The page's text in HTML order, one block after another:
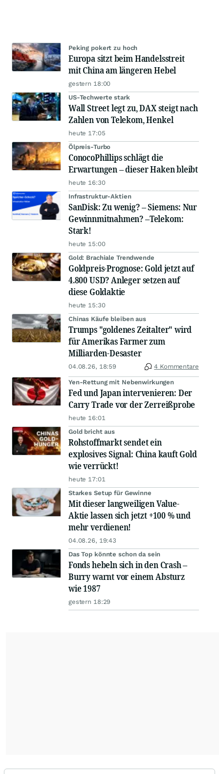
Peking pokert zu hoch
Europa sitzt beim Handelsstreit
mit China am längeren Hebel
gestern 18:00
US-Techwerte stark
Wall Street legt zu, DAX steigt nach
Zahlen von Telekom, Henkel
heute 17:05
Ölpreis-Turbo
ConocoPhillips schlägt die
Erwartungen – dieser Haken bleibt
heute 16:30
Infrastruktur-Aktien
SanDisk: Zu wenig? – Siemens: Nur
Gewinnmitnahmen? –Telekom:
Stark!
heute 15:00
Gold: Brachiale Trendwende
Goldpreis-Prognose: Gold jetzt auf
4.800 USD? Anleger setzen auf
diese Goldaktie
heute 15:30
Chinas Käufe bleiben aus
Trumps "goldenes Zeitalter" wird
für Amerikas Farmer zum
Milliarden-Desaster
04.08.26, 18:59 4 Kommentare
Yen-Rettung mit Nebenwirkungen
Fed und Japan intervenieren: Der
Carry Trade vor der Zerreißprobe
heute 16:01
Gold bricht aus
Rohstoffmarkt sendet ein
explosives Signal: China kauft Gold
wie verrückt!
heute 17:01
Starkes Setup für Gewinne
Mit dieser langweiligen Value-
Aktie lassen sich jetzt +100 % und
mehr verdienen!
04.08.26, 19:43
Das Top könnte schon da sein
Fonds hebeln sich in den Crash –
Burry warnt vor einem Absturz
wie 1987
gestern 18:29